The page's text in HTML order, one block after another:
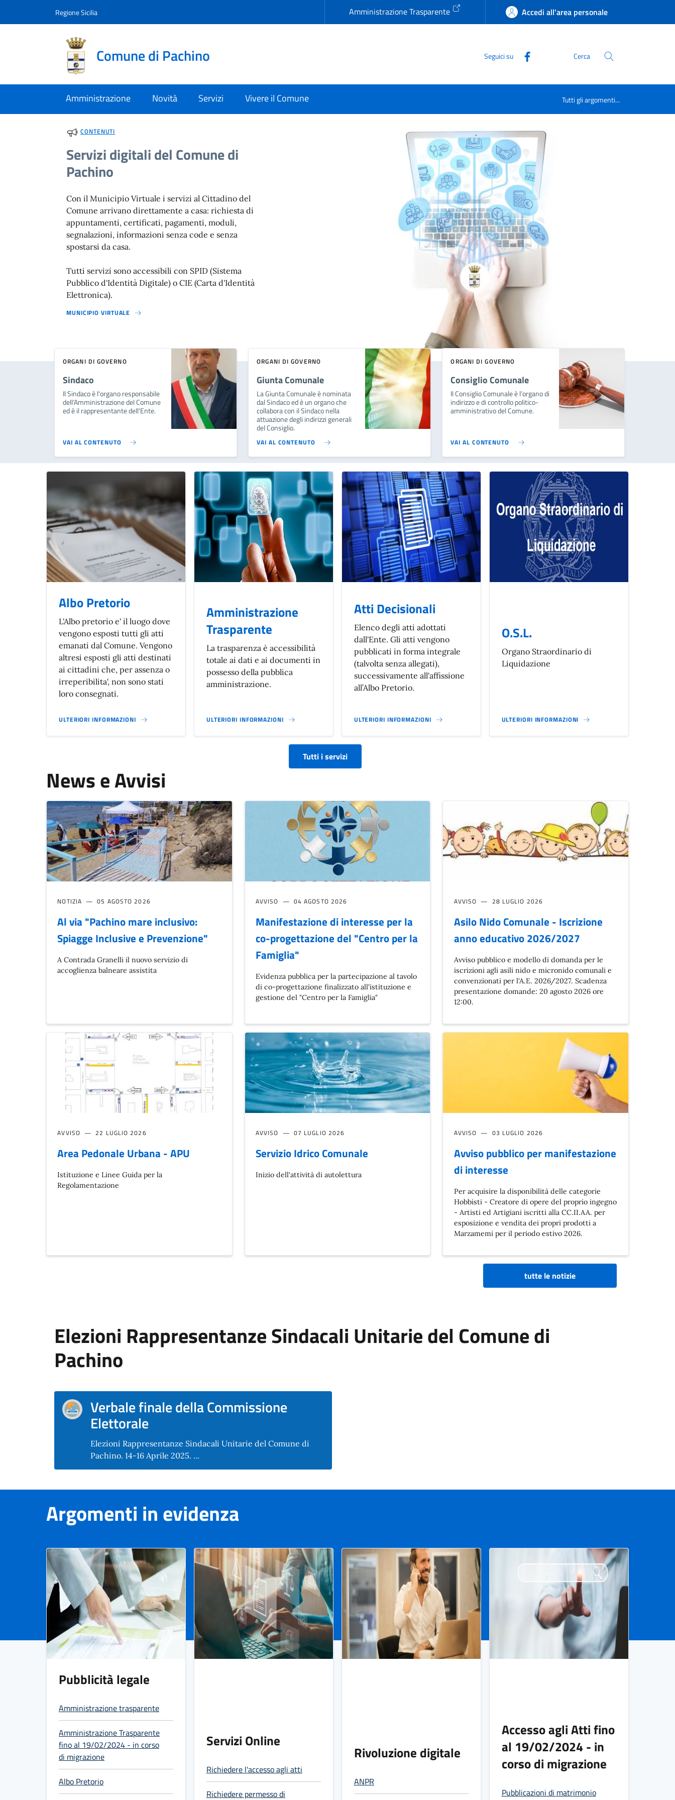
Regione Sicilia Amministrazione Trasparente Accedi all'area personale
Comune di Pachino Seguici su Cerca
Amministrazione Novità Servizi Vivere il Comune Tutti gli argomenti...
CONTENUTI
Servizi digitali del Comune di
Pachino
Con il Municipio Virtuale i servizi al Cittadino del
Comune arrivano direttamente a casa: richiesta di
appuntamenti, certificati, pagamenti, moduli,
segnalazioni, informazioni senza code e senza
spostarsi da casa.
Tutti servizi sono accessibili con SPID (Sistema
Pubblico d'Identità Digitale) o CIE (Carta d'Identità
Elettronica).
MUNICIPIO VIRTUALE
ORGANI DI GOVERNO
Sindaco
Il Sindaco è l'organo responsabile
dell'Amministrazione del Comune
ed è il rappresentante dell'Ente.
VAI AL CONTENUTO
ORGANI DI GOVERNO
Giunta Comunale
La Giunta Comunale è nominata
dal Sindaco ed è un organo che
collabora con il Sindaco nella
attuazione degli indirizzi generali
del Consiglio.
VAI AL CONTENUTO
ORGANI DI GOVERNO
Consiglio Comunale
Il Consiglio Comunale è l’organo di
indirizzo e di controllo politico-
amministrativo del Comune.
VAI AL CONTENUTO
Albo Pretorio
L'Albo pretorio e' il luogo dove
vengono esposti tutti gli atti
emanati dal Comune. Vengono
altresi esposti gli atti destinati
ai cittadini che, per assenza o
irreperibilita', non sono stati
loro consegnati.
ULTERIORI INFORMAZIONI
Amministrazione
Trasparente
La trasparenza è accessibilità
totale ai dati e ai documenti in
possesso della pubblica
amministrazione.
ULTERIORI INFORMAZIONI
Atti Decisionali
Elenco degli atti adottati
dall'Ente. Gli atti vengono
pubblicati in forma integrale
(talvolta senza allegati),
successivamente all'affissione
all’Albo Pretorio.
ULTERIORI INFORMAZIONI
O.S.L.
Organo Straordinario di
Liquidazione
ULTERIORI INFORMAZIONI
Tutti i servizi
News e Avvisi
NOTIZIA 05 AGOSTO 2026
Al via "Pachino mare inclusivo:
Spiagge Inclusive e Prevenzione"
A Contrada Granelli il nuovo servizio di
accoglienza balneare assistita
AVVISO 04 AGOSTO 2026
Manifestazione di interesse per la
co-progettazione del "Centro per la
Famiglia"
Evidenza pubblica per la partecipazione al tavolo
di co-progettazione finalizzato all'istituzione e
gestione del "Centro per la Famiglia"
AVVISO 28 LUGLIO 2026
Asilo Nido Comunale - Iscrizione
anno educativo 2026/2027
Avviso pubblico e modello di domanda per le
iscrizioni agli asili nido e micronido comunali e
convenzionati per l'A.E. 2026/2027. Scadenza
presentazione domande: 20 agosto 2026 ore
12:00.
AVVISO 22 LUGLIO 2026
Area Pedonale Urbana - APU
Istituzione e Linee Guida per la
Regolamentazione
AVVISO 07 LUGLIO 2026
Servizio Idrico Comunale
Inizio dell'attività di autolettura
AVVISO 03 LUGLIO 2026
Avviso pubblico per manifestazione
di interesse
Per acquisire la disponibilità delle categorie
Hobbisti - Creatore di opere del proprio ingegno
- Artisti ed Artigiani iscritti alla CC.II.AA. per
esposizione e vendita dei propri prodotti a
Marzamemi per il periodo estivo 2026.
tutte le notizie
Elezioni Rappresentanze Sindacali Unitarie del Comune di
Pachino
Verbale finale della Commissione
Elettorale
Elezioni Rappresentanze Sindacali Unitarie del Comune di
Pachino. 14-16 Aprile 2025. ...
Argomenti in evidenza
Pubblicità legale
Amministrazione trasparente
Amministrazione Trasparente
fino al 19/02/2024 - in corso
di migrazione
Albo Pretorio
Servizi Online
Richiedere l'accesso agli atti
Richiedere permesso di
Rivoluzione digitale
ANPR
Accesso agli Atti fino
al 19/02/2024 - in
corso di migrazione
Pubblicazioni di matrimonio